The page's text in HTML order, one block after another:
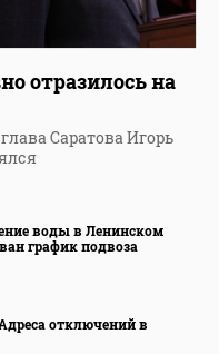
отразилось на
Саратова Игорь
воды в Ленинском
график подвоза
отключений в